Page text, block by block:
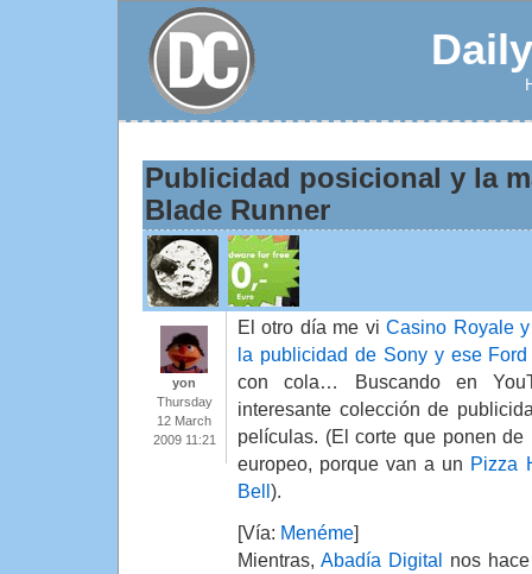
Publicidad posicional y la
Blade Runner
yon
Thursday
12 March
2009 11:21
El otro día me viCasino Royale
la publicidad de Sony y ese Ford
con cola… Buscando en
interesante colección de
películas. (El corte que ponen de
europeo, porque van a un Pizza
Bell).
[Vía: Menéme]
Mientras,Abadía Digital nos